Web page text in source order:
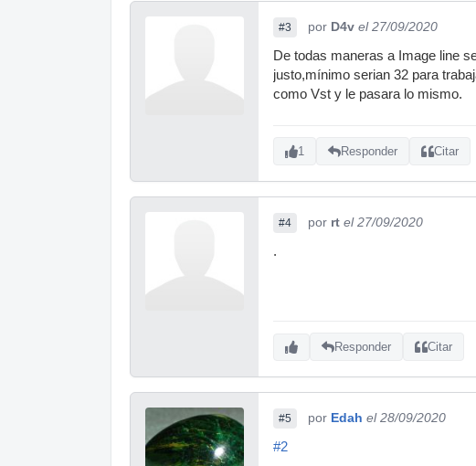
#3 por D4v el 27/09/2020
De todas maneras a Image line
justo,mínimo serian 32 para
como Vst y le pasara lo mismo.
1 Responder Citar
#4 por rt el 27/09/2020
.
Responder Citar
#5 por Edah el 28/09/2020
#2